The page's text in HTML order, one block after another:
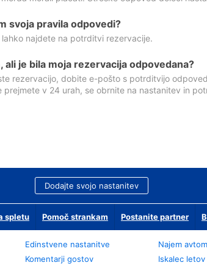
svoja pravila odpovedi?
najdete na potrditvi rezervacije.
ali je bila moja rezervacija odpovedana?
rezervacijo, dobite e-pošto s potrditvijo
prejmete v 24 urah, se obrnite na nastanitev in
Dodajte svojo nastanitev
spletu Pomoč strankam Postanite partner
Edinstvene nastanitve
Komentarji gostov
Najem
Iskalec letov